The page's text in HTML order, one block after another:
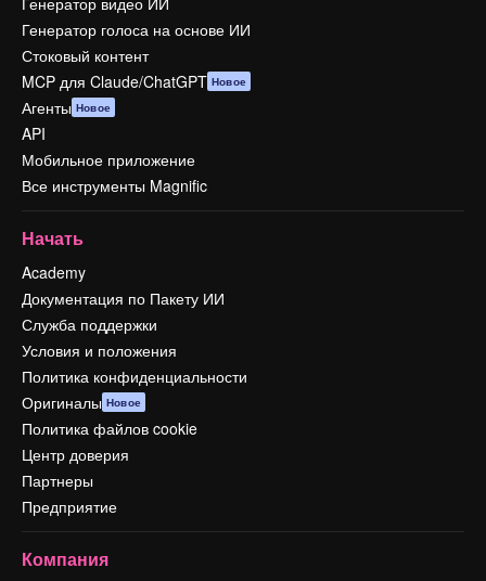
Генератор голоса на основе ИИ
Стоковый контент
MCP для Claude/ChatGPT Новое
Агенты Новое
API
Мобильное приложение
Все инструменты Magnific
Начать
Academy
Документация по Пакету ИИ
Служба поддержки
Условия и положения
Политика конфиденциальности
Оригиналы Новое
Политика файлов cookie
Центр доверия
Партнеры
Предприятие
Компания